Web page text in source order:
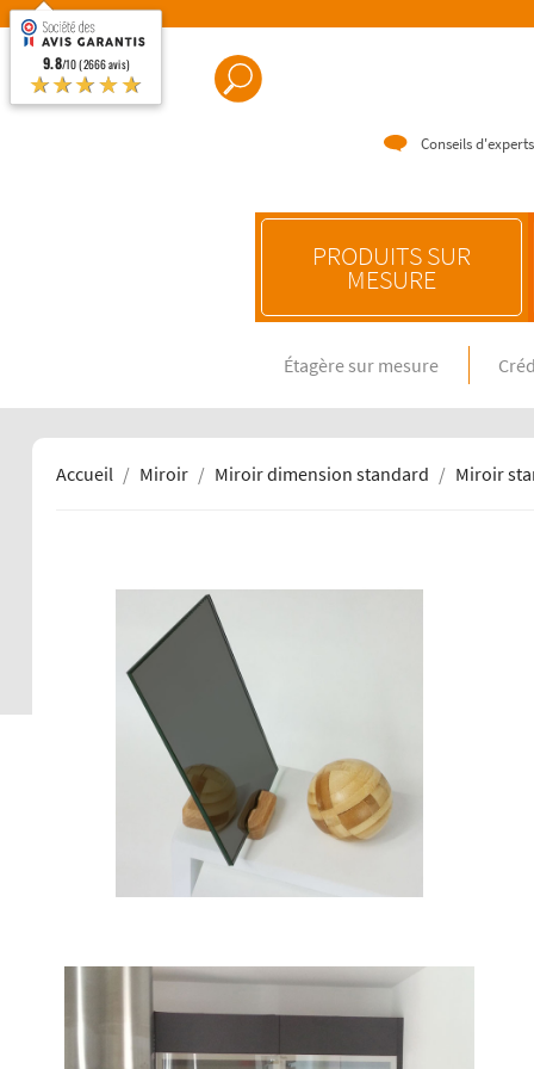
Conseils
PRODUITS SUR
MESURE
Crédence
Crédence
Étagère sur mesure
Accueil Miroir Miroir dimension standard Miroir
9.8/10 (2666 avis)
★★★★★